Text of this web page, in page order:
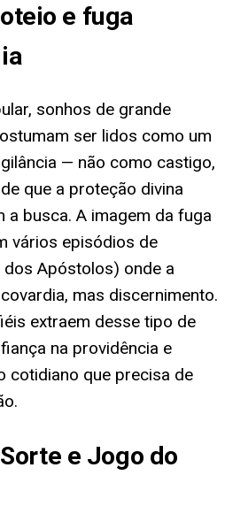
e fuga
sonhos de grande
ser lidos como um
— não como castigo,
que a proteção divina
a busca. A imagem da fuga
vários episódios de
Apóstolos) onde a
mas discernimento.
extraem desse tipo de
na providência e
cotidiano que precisa de
e Jogo do